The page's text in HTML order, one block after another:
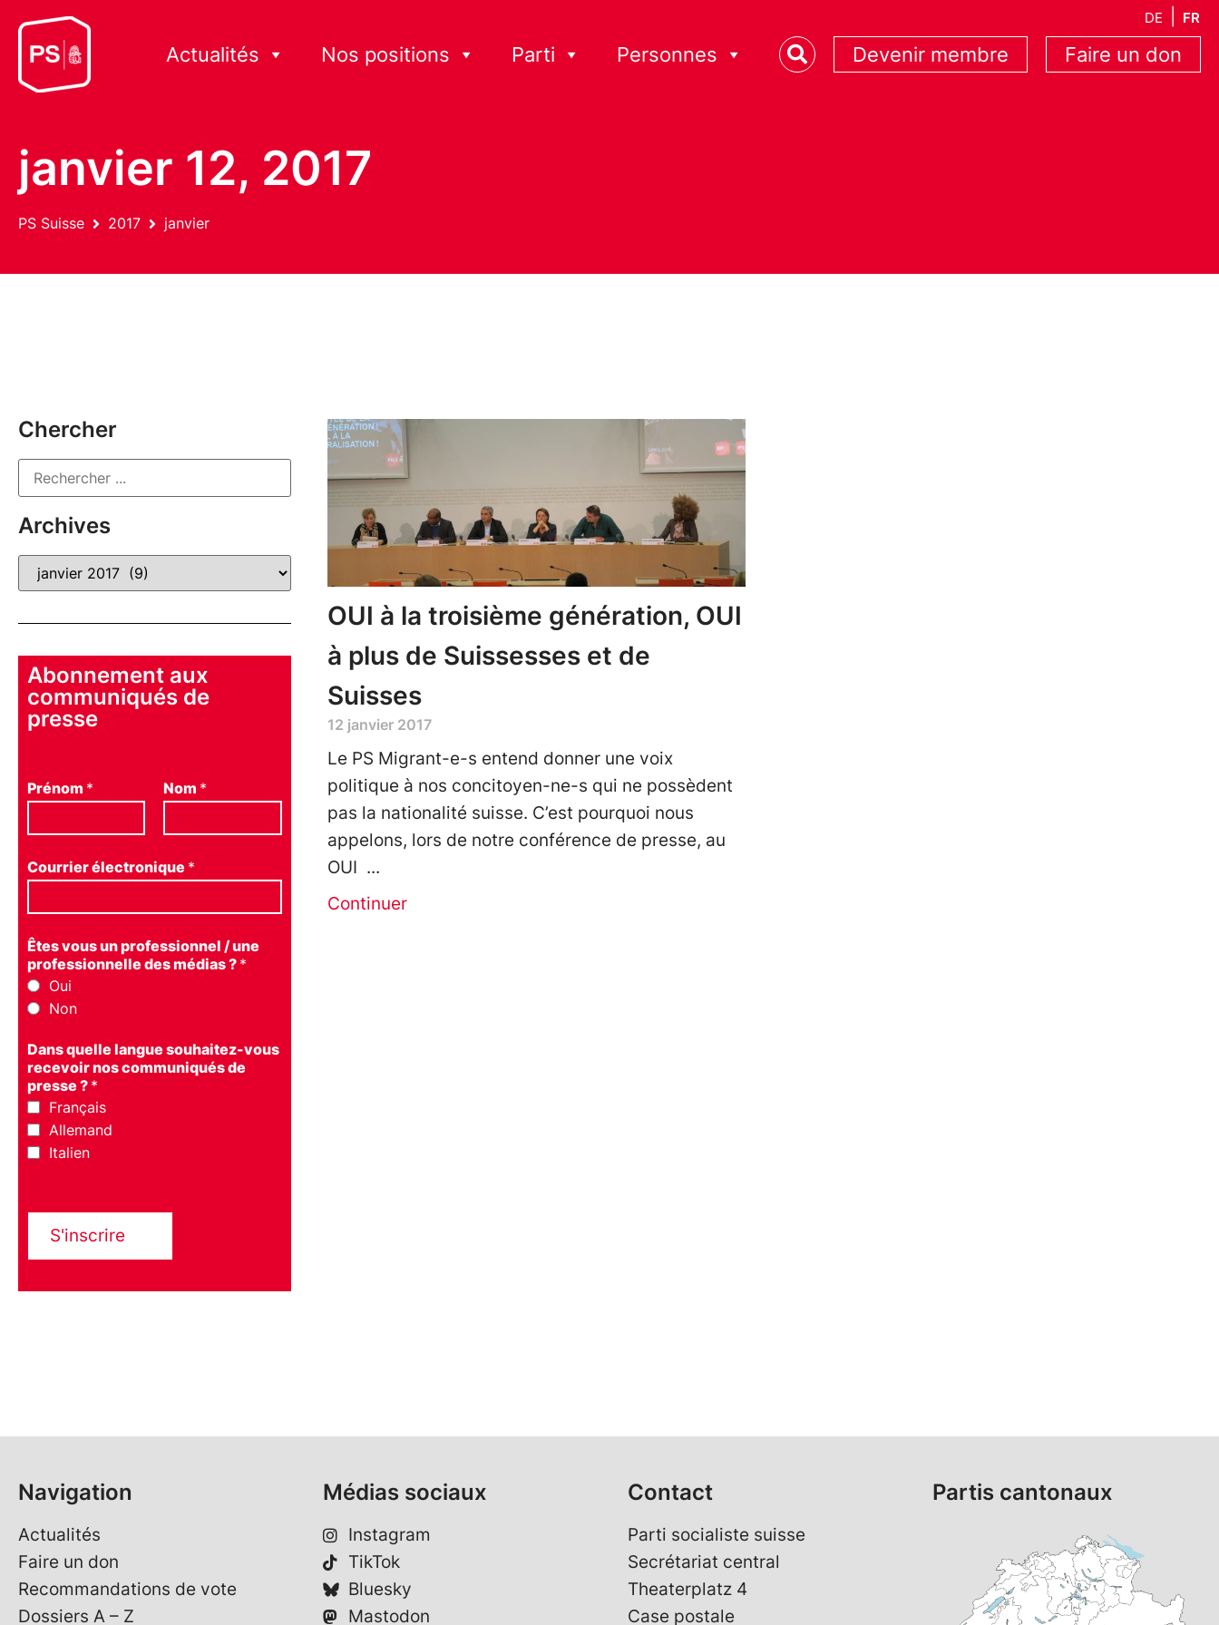
DE FR
Actualités Nos positions Parti Personnes Devenir membre Faire un don
janvier 12, 2017
PS Suisse 2017 janvier
Chercher
Archives
Abonnement aux
communiqués de
presse
Prénom * Nom *
Courrier électronique *
Êtes vous un professionnel / une
professionnelle des médias ? *
Oui
Non
Dans quelle langue souhaitez-vous
recevoir nos communiqués de
presse ? *
Français
Allemand
Italien
S'inscrire
OUI à la troisième génération, OUI
à plus de Suissesses et de
Suisses
12 janvier 2017
Le PS Migrant-e-s entend donner une voix
politique à nos concitoyen-ne-s qui ne possèdent
pas la nationalité suisse. C’est pourquoi nous
appelons, lors de notre conférence de presse, au
OUI
Continuer
Navigation
Actualités
Faire un don
Recommandations de vote
Dossiers A – Z
Médias sociaux
Instagram
TikTok
Bluesky
Mastodon
Contact
Parti socialiste suisse
Secrétariat central
Theaterplatz 4
Case postale
Partis cantonaux